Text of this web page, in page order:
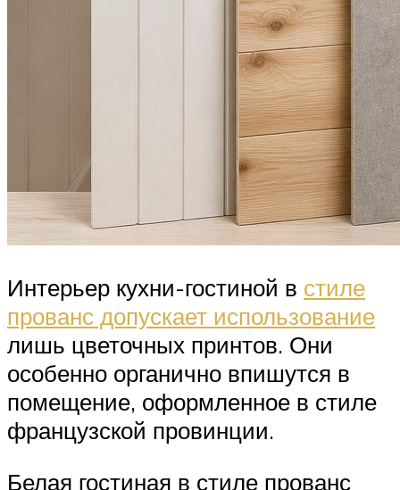
Интерьер кухни-гостиной в стиле
прованс допускает использование
лишь цветочных принтов. Они
особенно органично впишутся в
помещение, оформленное в стиле
французской провинции.
Белая гостиная в стиле прованс